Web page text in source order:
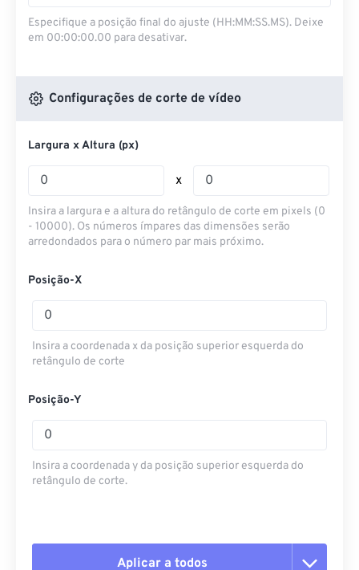
Especifique a posição final do ajuste (HH:MM:SS.MS). Deixe
em 00:00:00.00 para desativar.
Configurações de corte de vídeo
Largura x Altura (px)
x
Insira a largura e a altura do retângulo de corte em pixels (0
- 10000). Os números ímpares das dimensões serão
arredondados para o número par mais próximo.
Posição-X
Insira a coordenada x da posição superior esquerda do
retângulo de corte
Posição-Y
Insira a coordenada y da posição superior esquerda do
retângulo de corte.
Aplicar a todos